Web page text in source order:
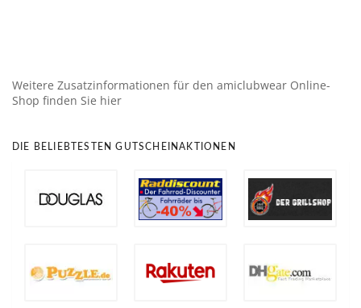
Weitere Zusatzinformationen für den amiclubwear Online-
Shop finden Sie hier
DIE BELIEBTESTEN GUTSCHEINAKTIONEN